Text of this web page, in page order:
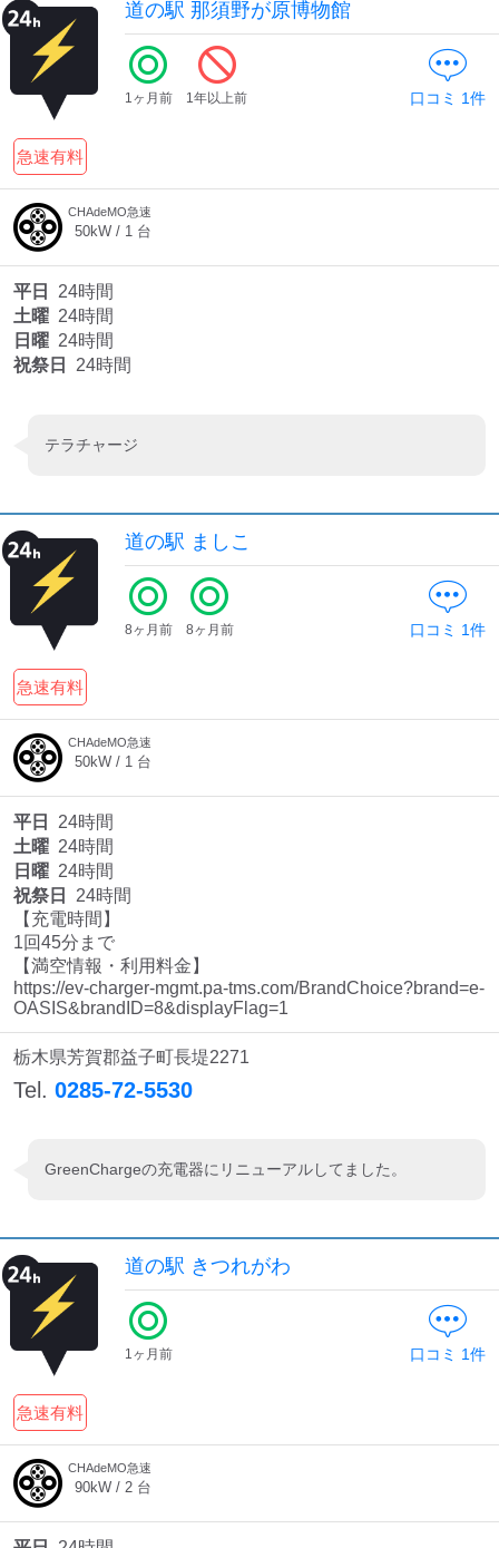
道の駅 那須野が原博物館
急速有料
1ヶ月前 1年以上前 口コミ 1件
CHAdeMO急速
50kW / 1 台
平日
24時間
土曜 24時間
日曜 24時間
祝祭日
24時間
テラチャージ
道の駅 ましこ
急速有料
8ヶ月前 8ヶ月前 口コミ 1件
CHAdeMO急速
50kW / 1 台
平日
24時間
土曜 24時間
日曜 24時間
祝祭日
24時間
【充電時間】
1回45分まで
【満空情報・利用料金】
https://ev-charger-mgmt.pa-tms.com/BrandChoice?brand=e-
OASIS&brandID=8&displayFlag=1
栃木県芳賀郡益子町長堤2271
Tel. 0285-72-5530
GreenChargeの充電器にリニューアルしてました。
道の駅 きつれがわ
急速有料
1ヶ月前 口コミ 1件
CHAdeMO急速
90kW / 2 台